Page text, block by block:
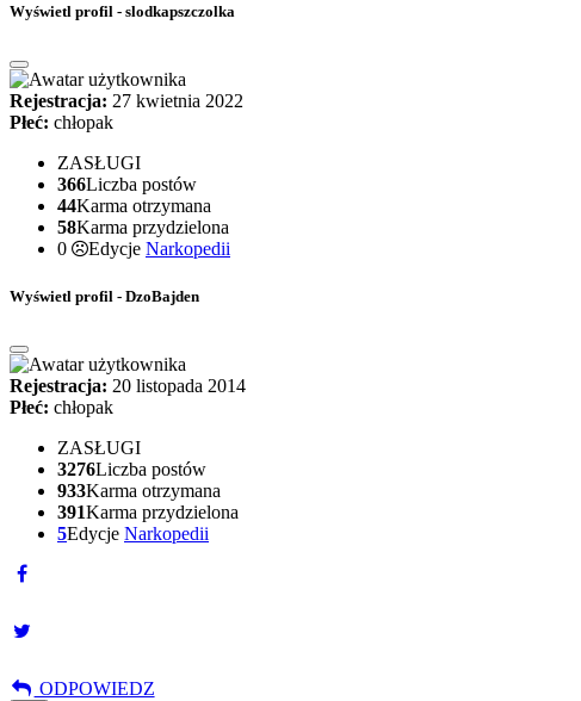
Wyświetl profil - slodkapszczolka
Rejestracja: 27 kwietnia 2022
Płeć: chłopak
ZASŁUGI
366Liczba postów
44Karma otrzymana
58Karma przydzielona
0
Edycje Narkopedii
Wyświetl profil - DzoBajden
Rejestracja: 20 listopada 2014
Płeć: chłopak
ZASŁUGI
3276Liczba postów
933Karma otrzymana
391Karma przydzielona
5Edycje Narkopedii
ODPOWIEDZ